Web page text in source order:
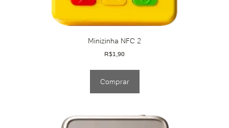
Minizinha NFC 2
R$1,90
Comprar